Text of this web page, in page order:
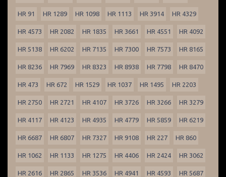
HR 91 HR 1289 HR 1098 HR 1113 HR 3914 HR 4329
HR 4573 HR 2082 HR 1835 HR 3661 HR 4551 HR 4092
HR 5138 HR 6202 HR 7135 HR 7300 HR 7573 HR 8165
HR 8236 HR 7969 HR 8323 HR 8938 HR 7798 HR 8470
HR 473 HR 672 HR 1529 HR 1037 HR 1495 HR 2203
HR 2750 HR 2721 HR 4107 HR 3726 HR 3266 HR 3279
HR 4117 HR 4123 HR 4935 HR 4779 HR 5859 HR 6219
HR 6687 HR 6807 HR 7327 HR 9108 HR 227 HR 860
HR 1062 HR 1133 HR 1275 HR 4406 HR 2424 HR 3062
HR 2616 HR 2865 HR 3536 HR 4941 HR 4593 HR 5687